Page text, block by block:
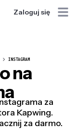
Zaloguj się
INSTAGRAM
na
za
Kapwing.
za darmo.